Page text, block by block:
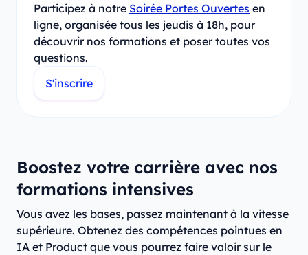
Participez à notre Soirée Portes Ouvertes en
ligne, organisée tous les jeudis à 18h, pour
découvrir nos formations et poser toutes vos
questions.
S'inscrire
Boostez votre carrière avec nos
formations intensives
Vous avez les bases, passez maintenant à la vitesse
supérieure. Obtenez des compétences pointues en
IA et Product que vous pourrez faire valoir sur le